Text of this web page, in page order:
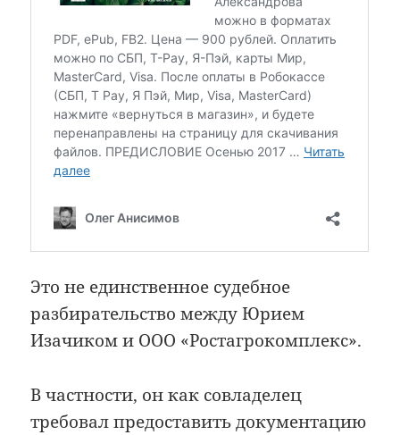
Это не единственное судебное
разбирательство между Юрием
Изачиком и ООО «Ростагрокомплекс».
В частности, он как совладелец
требовал предоставить документацию